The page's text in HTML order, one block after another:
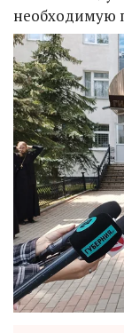
необходимую